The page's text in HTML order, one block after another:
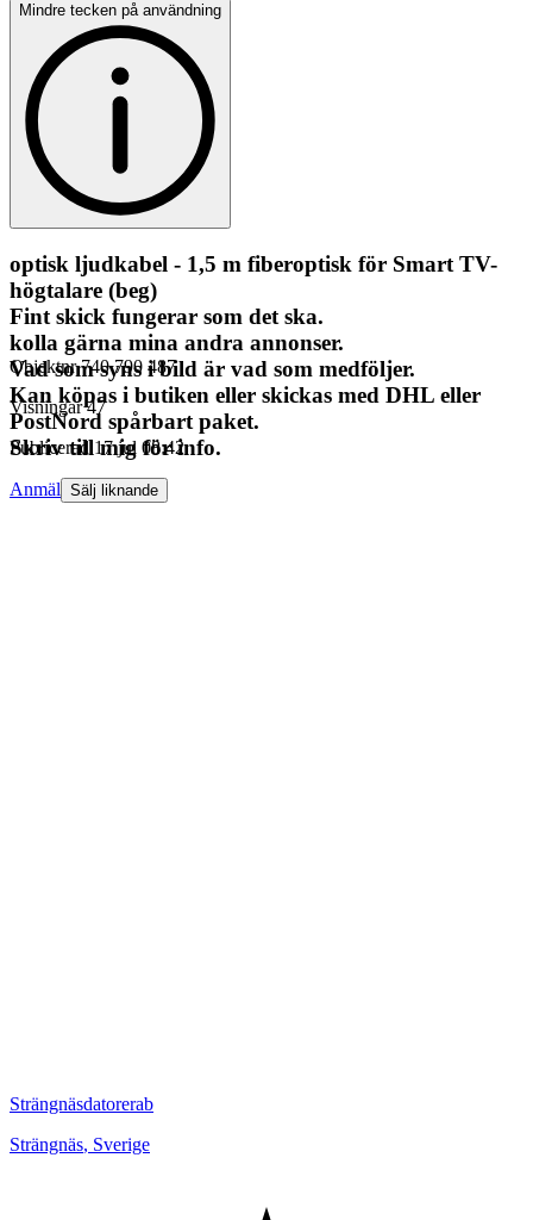
Mindre tecken på användning
optisk ljudkabel - 1,5 m fiberoptisk för Smart TV-
högtalare (beg)
Fint skick fungerar som det ska.
kolla gärna mina andra annonser.
Vad som syns i bild är vad som medföljer.
Kan köpas i butiken eller skickas med DHL eller
PostNord spårbart paket.
Skriv till mig för info.
Objektnr 740 790 487
Visningar 47
Publicerad 17 jul 08:42
Anmäl Sälj liknande
Strängnäsdatorerab
Strängnäs, Sverige